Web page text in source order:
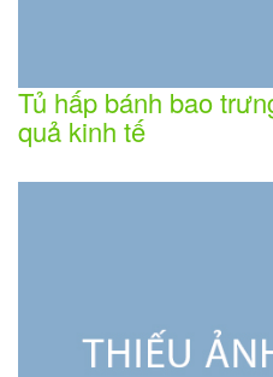
Tủ hấp bánh bao
quả kinh tế